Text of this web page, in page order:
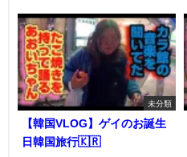
未分類
【韓国VLOG】ゲイのお誕生
日韓国旅行🇰🇷